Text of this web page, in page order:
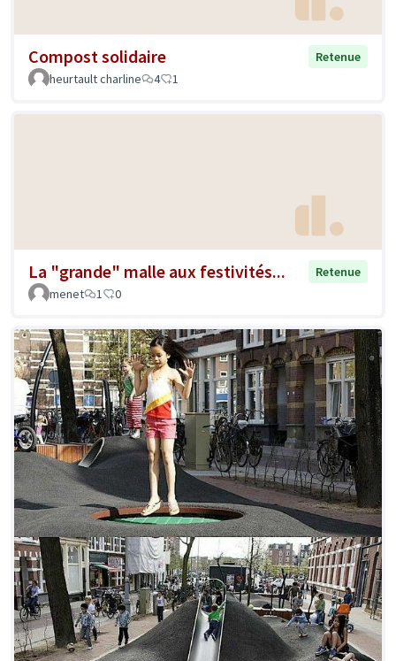
Compost solidaire
Retenue
heurtault charline
4 1
La "grande" malle aux festivités...
Retenue
menet
1 0